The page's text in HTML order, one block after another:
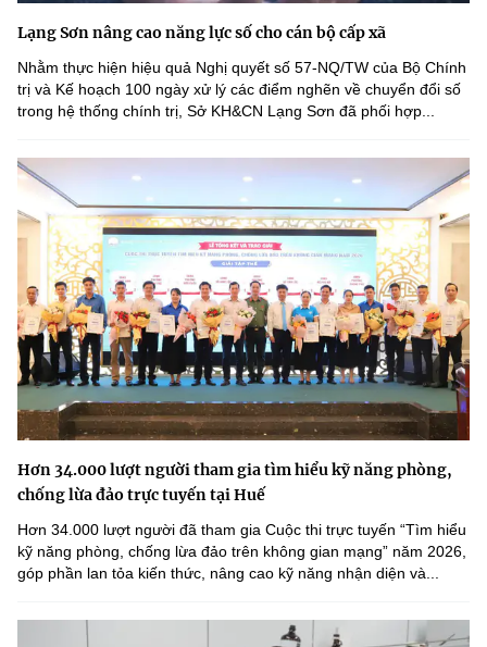
Lạng Sơn nâng cao năng lực số cho cán bộ cấp xã
Nhằm thực hiện hiệu quả Nghị quyết số 57-NQ/TW của Bộ Chính
trị và Kế hoạch 100 ngày xử lý các điểm nghẽn về chuyển đổi số
trong hệ thống chính trị, Sở KH&CN Lạng Sơn đã phối hợp...
Hơn 34.000 lượt người tham gia tìm hiểu kỹ năng phòng,
chống lừa đảo trực tuyến tại Huế
Hơn 34.000 lượt người đã tham gia Cuộc thi trực tuyến “Tìm hiểu
kỹ năng phòng, chống lừa đảo trên không gian mạng” năm 2026,
góp phần lan tỏa kiến thức, nâng cao kỹ năng nhận diện và...